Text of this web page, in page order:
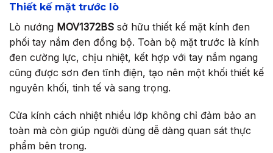
Thiết kế mặt trước lò
Lò nướng MOV1372BS sở hữu thiết kế mặt kính đen
phối tay nắm đen đồng bộ. Toàn bộ mặt trước là kính
đen cường lực, chịu nhiệt, kết hợp với tay nắm ngang
cũng được sơn đen tĩnh điện, tạo nên một khối thiết kế
nguyên khối, tinh tế và sang trọng.
Cửa kính cách nhiệt nhiều lớp không chỉ đảm bảo an
toàn mà còn giúp người dùng dễ dàng quan sát thực
phẩm bên trong.